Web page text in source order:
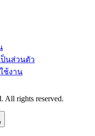
นส่วนตัว
ช้งาน
. All rights reserved.